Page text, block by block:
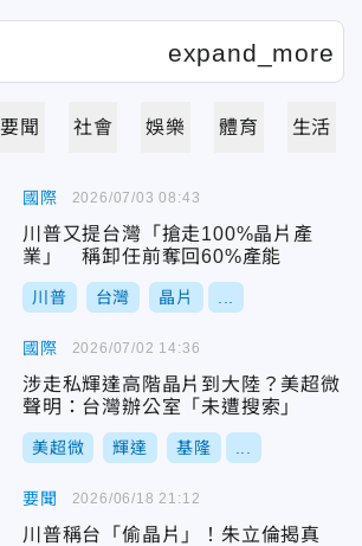
要聞 社會 娛樂 體育 生活
國際
川普又提台灣「搶走100%晶片產
業」 稱卸任前奪回60%產能
川普 台灣 晶片
2026/07/03 08:43
國際
涉走私輝達高階晶片到大陸？美超微
聲明：台灣辦公室「未遭搜索」
美超微 輝達 基隆
2026/07/02 14:36
要聞
川普稱台「偷晶片」！朱立倫揭真
2026/06/18 21:12